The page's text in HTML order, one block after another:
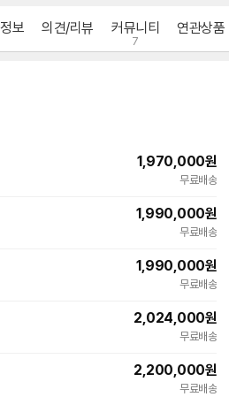
보 의견/리뷰 커뮤니티
7
연관상품
1,970,000원
무료배송
1,990,000원
무료배송
1,990,000원
무료배송
2,024,000원
무료배송
2,200,000원
무료배송